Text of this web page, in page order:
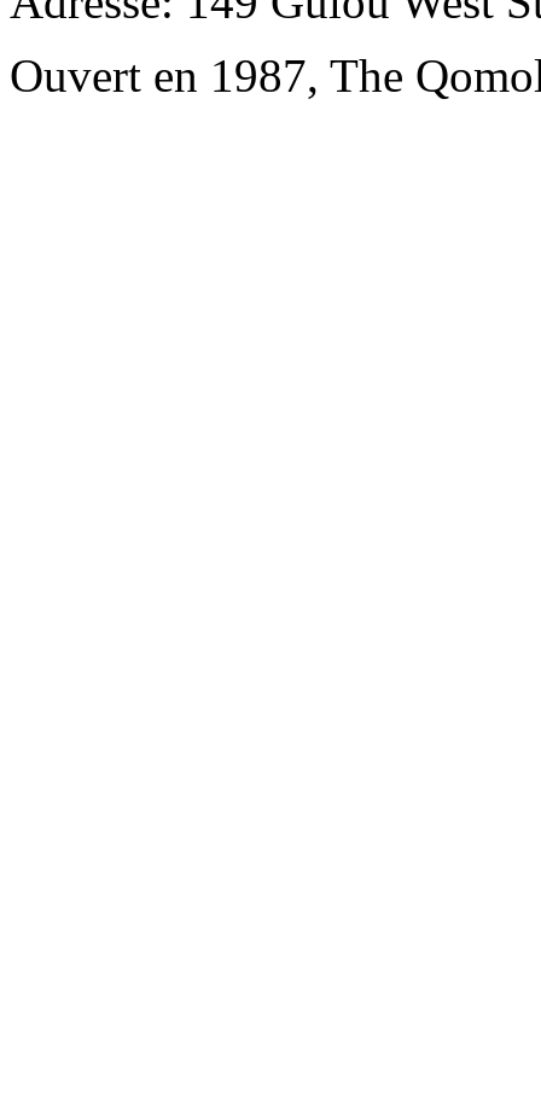
Ouvert en 1987, The